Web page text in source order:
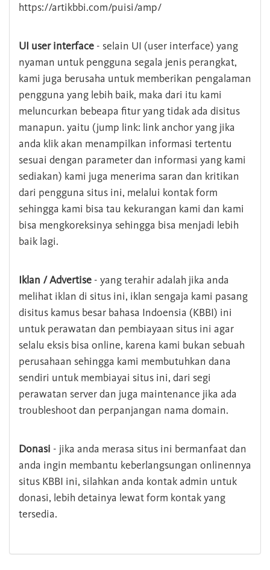
https://artikbbi.com/puisi/amp/
UI user interface - selain UI (user interface) yang
nyaman untuk pengguna segala jenis perangkat,
kami juga berusaha untuk memberikan pengalaman
pengguna yang lebih baik, maka dari itu kami
meluncurkan bebeapa fitur yang tidak ada disitus
manapun. yaitu (jump link: link anchor yang jika
anda klik akan menampilkan informasi tertentu
sesuai dengan parameter dan informasi yang kami
sediakan) kami juga menerima saran dan kritikan
dari pengguna situs ini, melalui kontak form
sehingga kami bisa tau kekurangan kami dan kami
bisa mengkoreksinya sehingga bisa menjadi lebih
baik lagi.
Iklan / Advertise - yang terahir adalah jika anda
melihat iklan di situs ini, iklan sengaja kami pasang
disitus kamus besar bahasa Indoensia (KBBI) ini
untuk perawatan dan pembiayaan situs ini agar
selalu eksis bisa online, karena kami bukan sebuah
perusahaan sehingga kami membutuhkan dana
sendiri untuk membiayai situs ini, dari segi
perawatan server dan juga maintenance jika ada
troubleshoot dan perpanjangan nama domain.
Donasi - jika anda merasa situs ini bermanfaat dan
anda ingin membantu keberlangsungan onlinennya
situs KBBI ini, silahkan anda kontak admin untuk
donasi, lebih detainya lewat form kontak yang
tersedia.